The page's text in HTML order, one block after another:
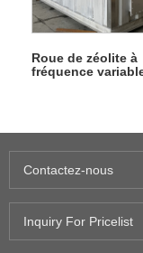
Roue de zéolite à
fréquence
Contactez-nous
Inquiry For Pricelist